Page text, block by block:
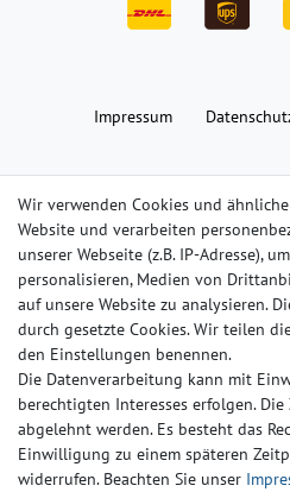
Impressum
Wir verwenden Cookies und
Website und verarbeiten
unserer Webseite (z.B. IP-Adresse),
personalisieren, Medien von
auf unsere Website zu analysieren.
durch gesetzte Cookies. Wir teilen
den Einstellungen benennen.
Die Datenverarbeitung kann mit
berechtigten Interesses erfolgen.
abgelehnt werden. Es besteht das
Einwilligung zu einem späteren
widerrufen. Beachten Sie unser
© Copyright 2024-2025 |
Widerrufs­recht
Daten­schutz­erklärung